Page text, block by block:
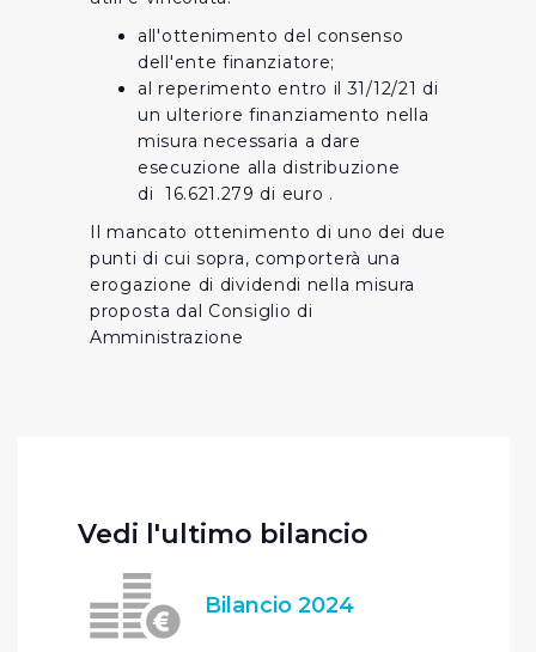
all'ottenimento del consenso
dell'ente finanziatore;
al reperimento entro il 31/12/21 di
un ulteriore finanziamento nella
misura necessaria a dare
esecuzione alla distribuzione
di 16.621.279 di euro .
Il mancato ottenimento di uno dei due
punti di cui sopra, comporterà una
erogazione di dividendi nella misura
proposta dal Consiglio di
Amministrazione
Vedi l'ultimo bilancio
Bilancio 2024